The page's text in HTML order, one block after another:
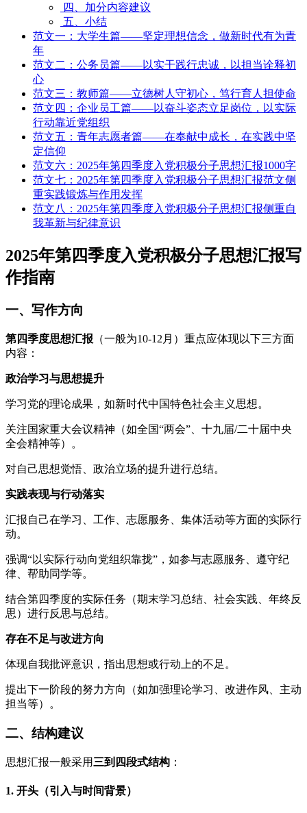
四、加分内容建议
五、小结
范文一：大学生篇——坚定理想信念，做新时代有为青
年
范文二：公务员篇——以实干践行忠诚，以担当诠释初
心
范文三：教师篇——立德树人守初心，笃行育人担使命
范文四：企业员工篇——以奋斗姿态立足岗位，以实际
行动靠近党组织
范文五：青年志愿者篇——在奉献中成长，在实践中坚
定信仰
范文六：2025年第四季度入党积极分子思想汇报1000字
范文七：2025年第四季度入党积极分子思想汇报范文侧
重实践锻炼与作用发挥
范文八：2025年第四季度入党积极分子思想汇报侧重自
我革新与纪律意识
2025年第四季度入党积极分子思想汇报写
作指南
一、写作方向
第四季度思想汇报 （一般为10-12月）重点应体现以下三方面
内容：
政治学习与思想提升
学习党的理论成果，如新时代中国特色社会主义思想。
关注国家重大会议精神（如全国“两会”、十九届/二十届中央
全会精神等）。
对自己思想觉悟、政治立场的提升进行总结。
实践表现与行动落实
汇报自己在学习、工作、志愿服务、集体活动等方面的实际行
动。
强调“以实际行动向党组织靠拢”，如参与志愿服务、遵守纪
律、帮助同学等。
结合第四季度的实际任务（期末学习总结、社会实践、年终反
思）进行反思与总结。
存在不足与改进方向
体现自我批评意识，指出思想或行动上的不足。
提出下一阶段的努力方向（如加强理论学习、改进作风、主动
担当等）。
二、结构建议
思想汇报一般采用 三到四段式结构 ：
1. 开头（引入与时间背景）